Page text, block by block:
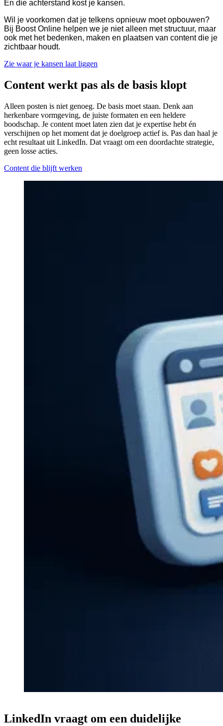
En die achterstand kost je kansen.
Wil je voorkomen dat je telkens opnieuw moet opbouwen?
Bij Boost Online helpen we je niet alleen met structuur, maar
ook met het bedenken, maken en plaatsen van content die je
zichtbaar houdt.
Zie waar je kansen laat liggen
Content werkt pas als de basis klopt
Alleen posten is niet genoeg. De basis moet staan. Denk aan
herkenbare vormgeving, de juiste formaten en een heldere
boodschap. Je content moet laten zien dat je expertise hebt én
verschijnen op het moment dat je doelgroep actief is. Pas dan haal je
echt resultaat uit LinkedIn. Dat vraagt om een doordachte strategie,
geen losse acties.
Content die blijft werken
LinkedIn vraagt om een duidelijke